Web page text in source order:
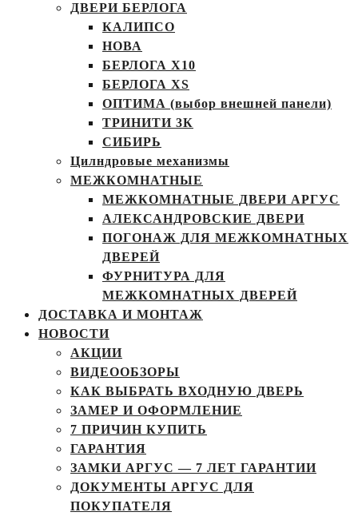
ДВЕРИ БЕРЛОГА
КАЛИПСО
НОВА
БЕРЛОГА Х10
БЕРЛОГА XS
ОПТИМА (выбор внешней панели)
ТРИНИТИ 3К
СИБИРЬ
Цилндровые механизмы
МЕЖКОМНАТНЫЕ
МЕЖКОМНАТНЫЕ ДВЕРИ АРГУС
АЛЕКСАНДРОВСКИЕ ДВЕРИ
ПОГОНАЖ ДЛЯ МЕЖКОМНАТНЫХ
ДВЕРЕЙ
ФУРНИТУРА ДЛЯ
МЕЖКОМНАТНЫХ ДВЕРЕЙ
ДОСТАВКА И МОНТАЖ
НОВОСТИ
АКЦИИ
ВИДЕООБЗОРЫ
КАК ВЫБРАТЬ ВХОДНУЮ ДВЕРЬ
ЗАМЕР И ОФОРМЛЕНИЕ
7 ПРИЧИН КУПИТЬ
ГАРАНТИЯ
ЗАМКИ АРГУС — 7 ЛЕТ ГАРАНТИИ
ДОКУМЕНТЫ АРГУС ДЛЯ
ПОКУПАТЕЛЯ